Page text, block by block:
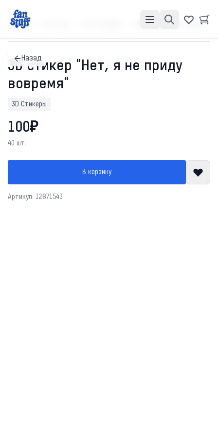
Главная 3D стикер "Нет, я не приду вовремя"
Назад
3D стикер "Нет, я не приду
вовремя"
3D Стикеры
100₽
40 шт.
В корзину
Артикул: 12871543